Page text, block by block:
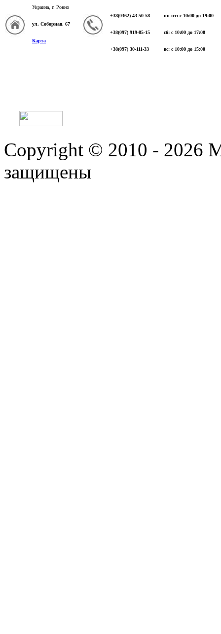
Украина, г. Ровно
ул. Соборная, 67
Карта
+38(0362) 43-50-58
+38(097) 919-85-15
+38(097) 30-111-33
пн-пт: с 10:00 до 19:00
сб: с 10:00 до 17:00
вс: с 10:00 до 15:00
Copyright © 2010 - 2026
защищены